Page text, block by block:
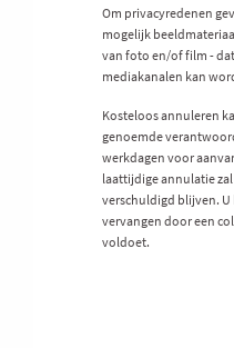
Om privacyredenen
mogelijk
van foto en/of film -
mediakanalen kan
Kosteloos annuleren
genoemde
werkdagen voor
laattijdige annulatie
verschuldigd blijven. U
vervangen door een
voldoet.